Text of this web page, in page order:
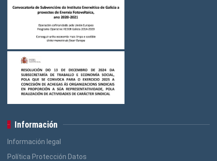
Logos Ensino (3)
Logos Construcción e Madeira
Logos Banca, Aforro (3)
Logos Administración Pública
Información
Información legal
Política Protección Datos